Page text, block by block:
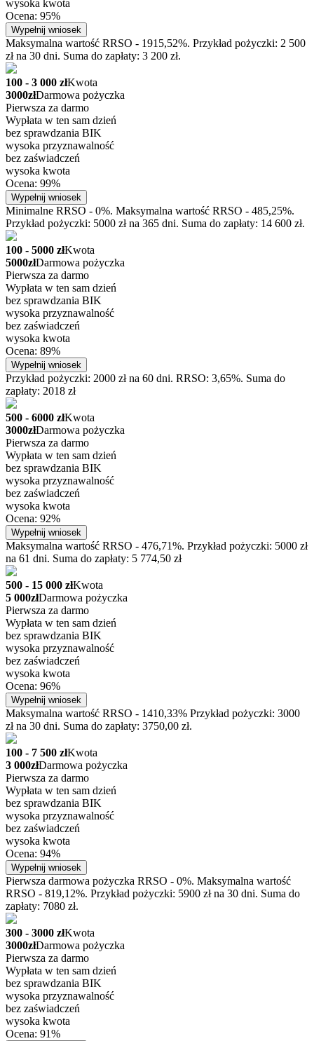
wysoka kwota
Ocena: 95%
Wypełnij wniosek
Maksymalna wartość RRSO - 1915,52%. Przykład pożyczki: 2 500
zł na 30 dni. Suma do zapłaty: 3 200 zł.
100 - 3 000 złKwota
3000złDarmowa pożyczka
Pierwsza za darmo
Wypłata w ten sam dzień
bez sprawdzania BIK
wysoka przyznawalność
bez zaświadczeń
wysoka kwota
Ocena: 99%
Wypełnij wniosek
Minimalne RRSO - 0%. Maksymalna wartość RRSO - 485,25%.
Przykład pożyczki: 5000 zł na 365 dni. Suma do zapłaty: 14 600 zł.
100 - 5000 złKwota
5000złDarmowa pożyczka
Pierwsza za darmo
Wypłata w ten sam dzień
bez sprawdzania BIK
wysoka przyznawalność
bez zaświadczeń
wysoka kwota
Ocena: 89%
Wypełnij wniosek
Przykład pożyczki: 2000 zł na 60 dni. RRSO: 3,65%. Suma do
zapłaty: 2018 zł
500 - 6000 złKwota
3000złDarmowa pożyczka
Pierwsza za darmo
Wypłata w ten sam dzień
bez sprawdzania BIK
wysoka przyznawalność
bez zaświadczeń
wysoka kwota
Ocena: 92%
Wypełnij wniosek
Maksymalna wartość RRSO - 476,71%. Przykład pożyczki: 5000 zł
na 61 dni. Suma do zapłaty: 5 774,50 zł
500 - 15 000 złKwota
5 000złDarmowa pożyczka
Pierwsza za darmo
Wypłata w ten sam dzień
bez sprawdzania BIK
wysoka przyznawalność
bez zaświadczeń
wysoka kwota
Ocena: 96%
Wypełnij wniosek
Maksymalna wartość RRSO - 1410,33% Przykład pożyczki: 3000
zł na 30 dni. Suma do zapłaty: 3750,00 zł.
100 - 7 500 złKwota
3 000złDarmowa pożyczka
Pierwsza za darmo
Wypłata w ten sam dzień
bez sprawdzania BIK
wysoka przyznawalność
bez zaświadczeń
wysoka kwota
Ocena: 94%
Wypełnij wniosek
Pierwsza darmowa pożyczka RRSO - 0%. Maksymalna wartość
RRSO - 819,12%. Przykład pożyczki: 5900 zł na 30 dni. Suma do
zapłaty: 7080 zł.
300 - 3000 złKwota
3000złDarmowa pożyczka
Pierwsza za darmo
Wypłata w ten sam dzień
bez sprawdzania BIK
wysoka przyznawalność
bez zaświadczeń
wysoka kwota
Ocena: 91%